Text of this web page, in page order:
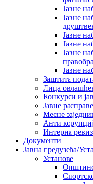
Јавне
Јавне
Јавне
Јавне
Јавне
Јавне
Заштита
Лица
Конкурси и
Јавне расправе
Месне
Анти
Интерна
Документи
Јавна предузећа/
Установе